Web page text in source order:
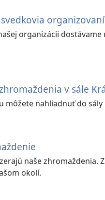
organizácii
v sále
môžete nahliadnuť do sály
naše zhromaždenia.
okolí.